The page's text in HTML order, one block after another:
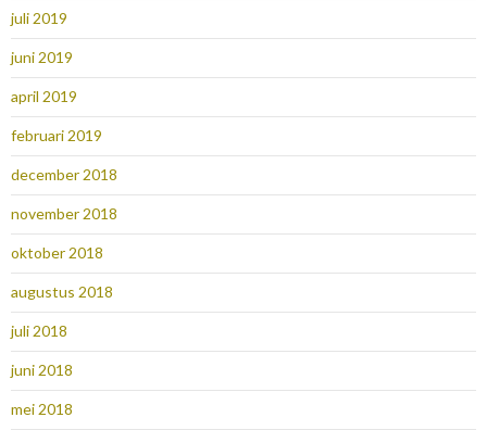
juli 2019
juni 2019
april 2019
februari 2019
december 2018
november 2018
oktober 2018
augustus 2018
juli 2018
juni 2018
mei 2018